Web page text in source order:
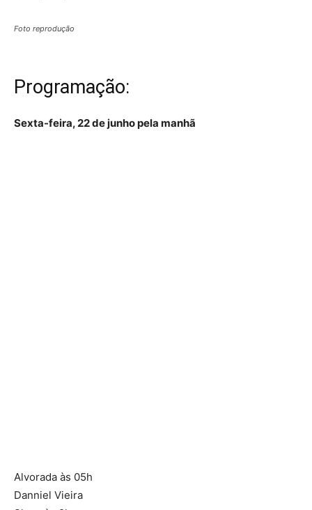
Foto reprodução
Programação:
Sexta-feira, 22 de junho pela manhã
Alvorada às 05h
Danniel Vieira